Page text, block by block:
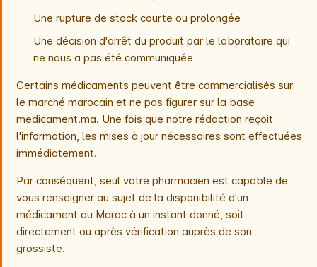
Une rupture de stock courte ou prolongée
Une décision d'arrêt du produit par le laboratoire qui
ne nous a pas été communiquée
Certains médicaments peuvent être commercialisés sur
le marché marocain et ne pas figurer sur la base
medicament.ma. Une fois que notre rédaction reçoit
l'information, les mises à jour nécessaires sont effectuées
immédiatement.
Par conséquent, seul votre pharmacien est capable de
vous renseigner au sujet de la disponibilité d'un
médicament au Maroc à un instant donné, soit
directement ou après vérification auprès de son
grossiste.